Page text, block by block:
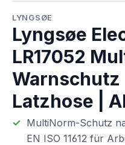
LYNGSØE
Lyngsøe
LR17052
Warnschutz
Latzhose |
MultiNorm-Schutz
EN ISO 11612 für